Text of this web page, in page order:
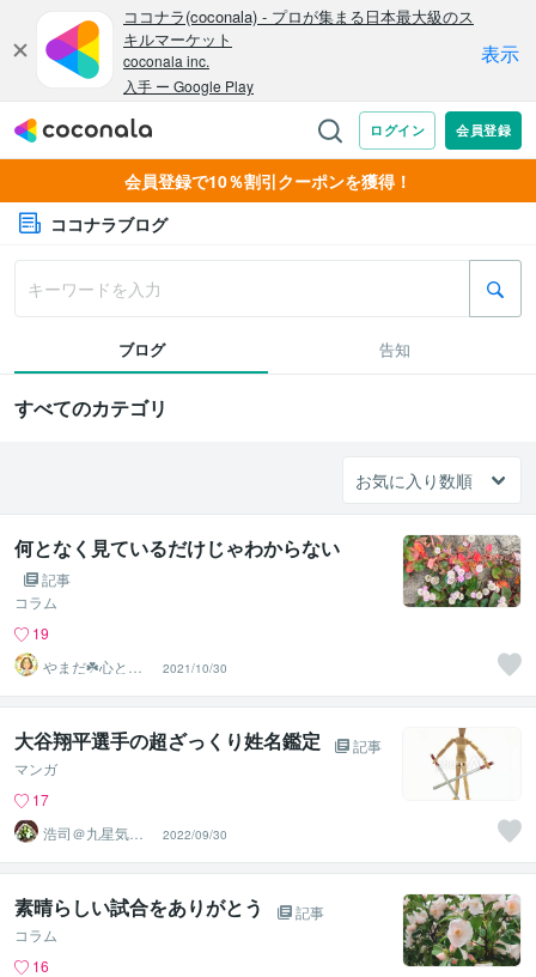
会員登録で10％割引クーポンを獲得！
ココナラブログ
ブログ 告知
すべてのカテゴリ
何となく見ているだけじゃわからない
記事
コラム
19
やまだ☘️心と頭
がスッキリ整う
サロン
2021/10/30
大谷翔平選手の超ざっくり姓名鑑定
記事
マンガ
17
浩司＠九星気学
風水鑑定士、姓
名鑑定士
2022/09/30
素晴らしい試合をありがとう
記事
コラム
16